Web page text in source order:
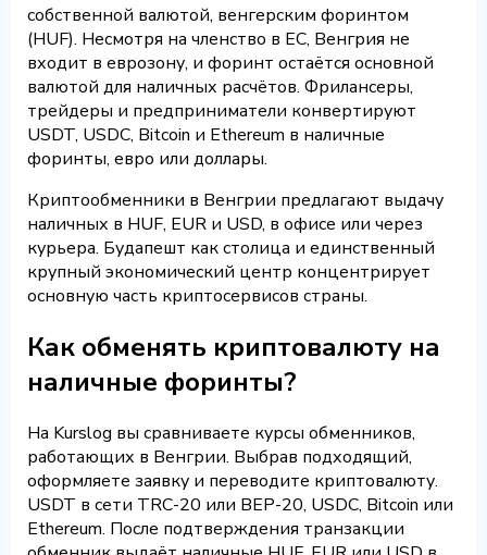
собственной валютой, венгерским форинтом
(HUF). Несмотря на членство в ЕС, Венгрия не
входит в еврозону, и форинт остаётся основной
валютой для наличных расчётов. Фрилансеры,
трейдеры и предприниматели конвертируют
USDT, USDC, Bitcoin и Ethereum в наличные
форинты, евро или доллары.
Криптообменники в Венгрии предлагают выдачу
наличных в HUF, EUR и USD, в офисе или через
курьера. Будапешт как столица и единственный
крупный экономический центр концентрирует
основную часть криптосервисов страны.
Как обменять криптовалюту на
наличные форинты?
На Kurslog вы сравниваете курсы обменников,
работающих в Венгрии. Выбрав подходящий,
оформляете заявку и переводите криптовалюту.
USDT в сети TRC-20 или BEP-20, USDC, Bitcoin или
Ethereum. После подтверждения транзакции